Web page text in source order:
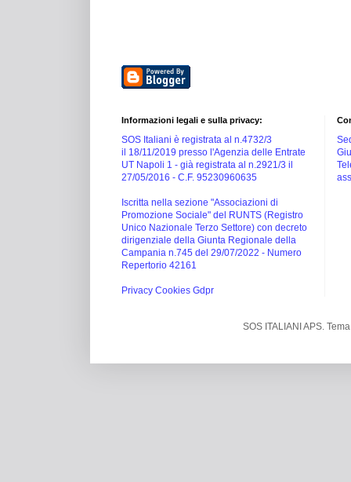
Informazioni legali e sulla privacy:
SOS Italiani è registrata al n.4732/3
il 18/11/2019 presso l'Agenzia delle Entrate
UT Napoli 1 - già registrata al n.2921/3 il
27/05/2016 - C.F. 95230960635
Iscritta nella sezione "Associazioni di
Promozione Sociale" del RUNTS (Registro
Unico Nazionale Terzo Settore) con decreto
dirigenziale della Giunta Regionale della
Campania n.745 del 29/07/2022 - Numero
Repertorio 42161
Privacy Cookies Gdpr
SOS ITALIANI APS.